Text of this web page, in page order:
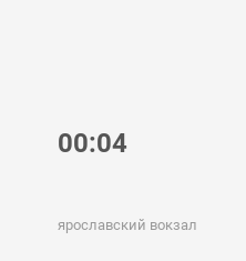
00:04
ярославский вокзал